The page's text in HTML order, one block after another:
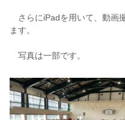
さらにiPadを用いて、動画
ます。
写真は一部です。